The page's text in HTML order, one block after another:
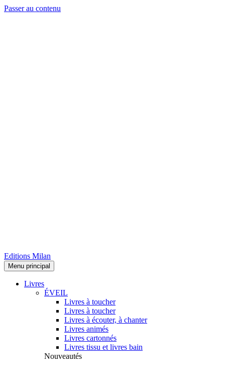
Passer au contenu
Editions Milan
Menu principal
Livres
ÉVEIL
Livres à toucher
Livres à toucher
Livres à écouter, à chanter
Livres animés
Livres cartonnés
Livres tissu et livres bain
Nouveautés